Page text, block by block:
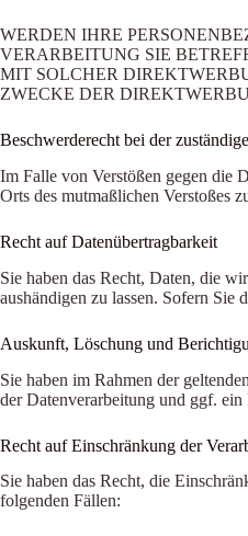
WERDEN IHRE
VERARBEITUNG SIE
MIT SOLCHER
ZWECKE DER
Beschwerderecht bei der
Im Falle von Verstößen gegen die
Orts des mutmaßlichen Verstoßes
Recht auf Datenübertragbarkeit
Sie haben das Recht, Daten, die
aushändigen zu lassen. Sofern Sie
Auskunft, Löschung und
Sie haben im Rahmen der
der Datenverarbeitung und ggf.
Recht auf Einschränkung der
Sie haben das Recht, die
folgenden Fällen: